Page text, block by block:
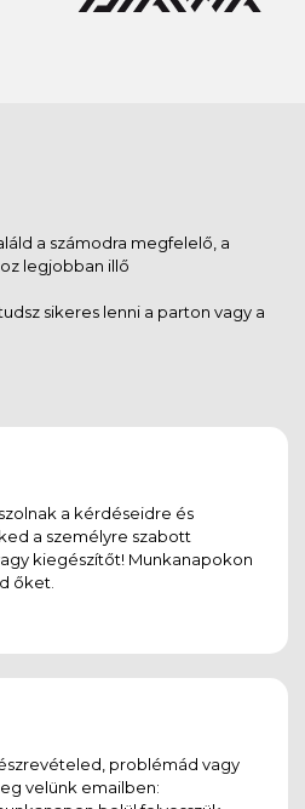
a számodra megfelelő, a
legjobban illő
sikeres lenni a parton vagy a
a kérdéseidre és
a személyre szabott
kiegészítőt! Munkanapokon
őket.
problémád vagy
velünk emailben: